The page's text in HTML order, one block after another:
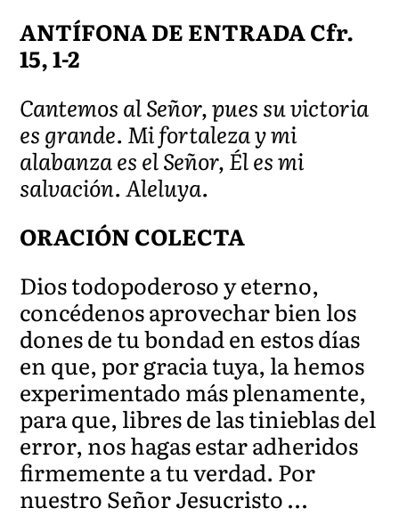
ANTÍFONA DE ENTRADA Cfr.
15, 1-2
Cantemos al Señor, pues su victoria
es grande. Mi fortaleza y mi
alabanza es el Señor, Él es mi
salvación. Aleluya.
ORACIÓN COLECTA
Dios todopoderoso y eterno,
concédenos aprovechar bien los
dones de tu bondad en estos días
en que, por gracia tuya, la hemos
experimentado más plenamente,
para que, libres de las tinieblas del
error, nos hagas estar adheridos
firmemente a tu verdad. Por
nuestro Señor Jesucristo …